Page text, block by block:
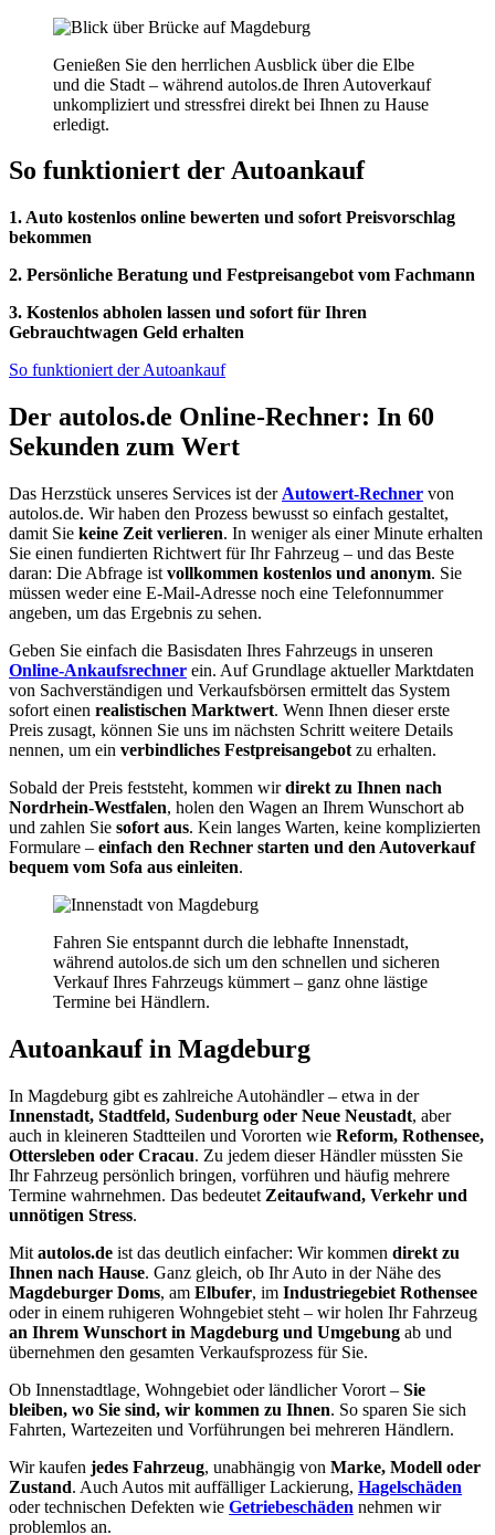
Genießen Sie den herrlichen Ausblick über die Elbe
und die Stadt – während autolos.de Ihren Autoverkauf
unkompliziert und stressfrei direkt bei Ihnen zu Hause
erledigt.
So funktioniert der Autoankauf
1. Auto kostenlos online bewerten und sofort Preisvorschlag
bekommen
2. Persönliche Beratung und Festpreisangebot vom Fachmann
3. Kostenlos abholen lassen und sofort für Ihren
Gebrauchtwagen Geld erhalten
So funktioniert der Autoankauf
Der autolos.de Online-Rechner: In 60
Sekunden zum Wert
Das Herzstück unseres Services ist der Autowert-Rechner von
autolos.de. Wir haben den Prozess bewusst so einfach gestaltet,
damit Sie keine Zeit verlieren. In weniger als einer Minute erhalten
Sie einen fundierten Richtwert für Ihr Fahrzeug – und das Beste
daran: Die Abfrage ist vollkommen kostenlos und anonym. Sie
müssen weder eine E-Mail-Adresse noch eine Telefonnummer
angeben, um das Ergebnis zu sehen.
Geben Sie einfach die Basisdaten Ihres Fahrzeugs in unseren
Online-Ankaufsrechner ein. Auf Grundlage aktueller Marktdaten
von Sachverständigen und Verkaufsbörsen ermittelt das System
sofort einen realistischen Marktwert. Wenn Ihnen dieser erste
Preis zusagt, können Sie uns im nächsten Schritt weitere Details
nennen, um ein verbindliches Festpreisangebot zu erhalten.
Sobald der Preis feststeht, kommen wirdirekt zu Ihnen nach
Nordrhein-Westfalen, holen den Wagen an Ihrem Wunschort ab
und zahlen Sie sofort aus. Kein langes Warten, keine komplizierten
Formulare – einfach den Rechner starten und den Autoverkauf
bequem vom Sofa aus einleiten.
Fahren Sie entspannt durch die lebhafte Innenstadt,
während autolos.de sich um den schnellen und sicheren
Verkauf Ihres Fahrzeugs kümmert – ganz ohne lästige
Termine bei Händlern.
Autoankauf in Magdeburg
In Magdeburg gibt es zahlreiche Autohändler – etwa in der
Innenstadt, Stadtfeld, Sudenburg oder Neue Neustadt, aber
auch in kleineren Stadtteilen und Vororten wie Reform, Rothensee,
Ottersleben oder Cracau. Zu jedem dieser Händler müssten Sie
Ihr Fahrzeug persönlich bringen, vorführen und häufig mehrere
Termine wahrnehmen. Das bedeutet Zeitaufwand, Verkehr und
unnötigen Stress.
Mit autolos.de ist das deutlich einfacher: Wir kommen direkt zu
Ihnen nach Hause. Ganz gleich, ob Ihr Auto in der Nähe des
Magdeburger Doms, am Elbufer, im Industriegebiet Rothensee
oder in einem ruhigeren Wohngebiet steht – wir holen Ihr Fahrzeug
an Ihrem Wunschort in Magdeburg und Umgebung ab und
übernehmen den gesamten Verkaufsprozess für Sie.
Ob Innenstadtlage, Wohngebiet oder ländlicher Vorort – Sie
bleiben, wo Sie sind, wir kommen zu Ihnen. So sparen Sie sich
Fahrten, Wartezeiten und Vorführungen bei mehreren Händlern.
Wir kaufen jedes Fahrzeug, unabhängig von Marke, Modell oder
Zustand. Auch Autos mit auffälliger Lackierung, Hagelschäden
oder technischen Defekten wie Getriebeschäden nehmen wir
problemlos an.